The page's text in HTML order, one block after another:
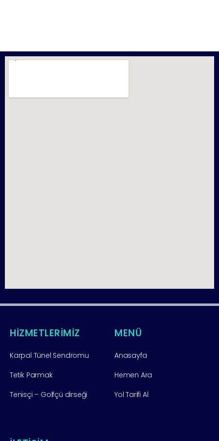
HİZMETLERİMİZ
Karpal Tünel Sendromu
Tetik Parmak
Tenisçi – Golfçü dirseği
MENÜ
Anasayfa
Hemen Ara
Yol Tarifi Al